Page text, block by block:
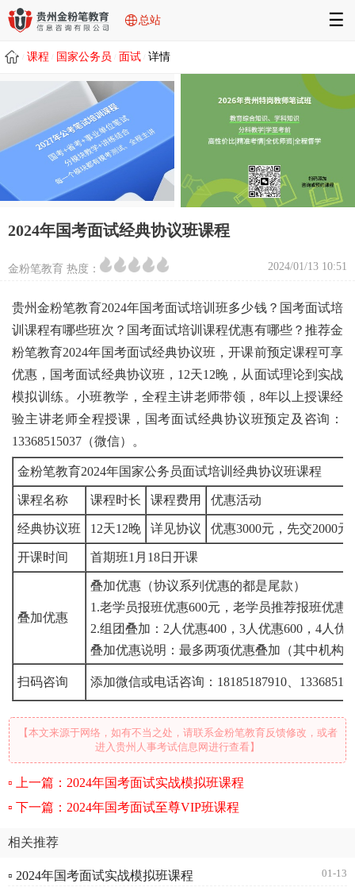
总站 ☰
课程 国家公务员 面试 详情
2024年国考面试经典协议班课程
金粉笔教育 热度： 2024/01/13 10:51
贵州金粉笔教育2024年国考面试培训班多少钱？国考面试培
训课程有哪些班次？国考面试培训课程优惠有哪些？推荐金
粉笔教育2024年国考面试经典协议班，开课前预定课程可享
优惠，国考面试经典协议班，12天12晚，从面试理论到实战
模拟训练。小班教学，全程主讲老师带领，8年以上授课经
验主讲老师全程授课，国考面试经典协议班预定及咨询：
13368515037（微信）。
金粉笔教育2024年国家公务员面试培训经典协议班课程
课程名称 课程时长 课程费用 优惠活动
经典协议班 12天12晚 详见协议 优惠3000元，先交2000
开课时间 首期班1月18日开课
叠加优惠
叠加优惠（协议系列优惠的都是尾款）
1.老学员报班优惠600元，老学员推荐报班优惠
2.组团叠加：2人优惠400，3人优惠600，4人优
叠加优惠说明：最多两项优惠叠加（其中机构
扫码咨询 添加微信或电话咨询：18185187910、
【本文来源于网络，如有不当之处，请联系金粉笔教育反馈修改，或者
进入贵州人事考试信息网进行查看】
上一篇：2024年国考面试实战模拟班课程
下一篇：2024年国考面试至尊VIP班课程
相关推荐
▫ 2024年国考面试实战模拟班课程 01-13